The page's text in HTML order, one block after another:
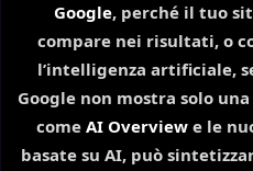
Google, perché il tuo
compare nei risultati, o
l’intelligenza artificiale,
Google non mostra solo
come AI Overview e le
basate su AI, può